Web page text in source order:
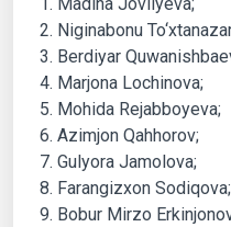
1. Madina Jovliyeva;
2. Niginabonu
3. Berdiyar
4. Marjona Lochinova;
5. Mohida Rejabboyeva;
6. Azimjon Qahhorov;
7. Gulyora Jamolova;
8. Farangizxon Sodiqova;
9. Bobur Mirzo